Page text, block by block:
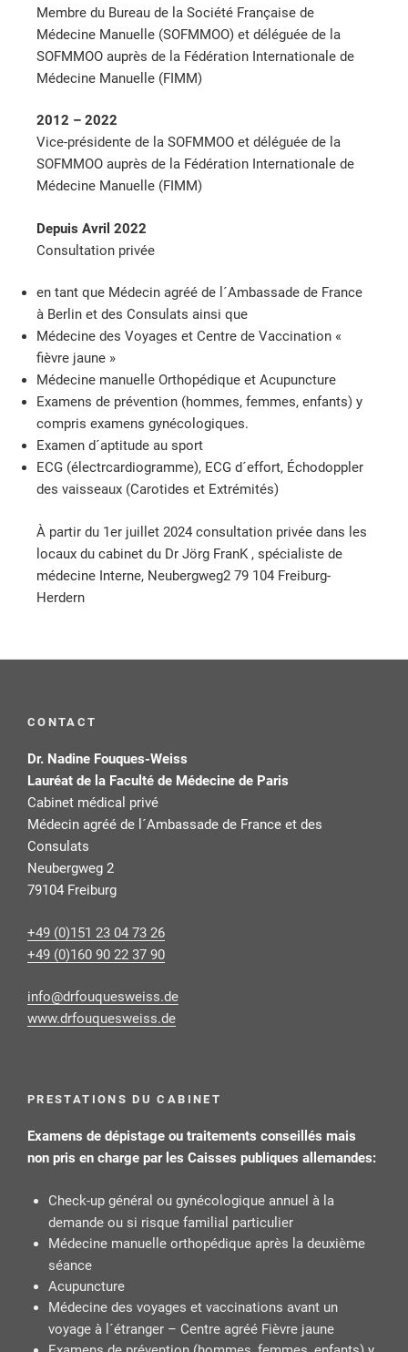
Membre du Bureau de la Société Française de
Médecine Manuelle (SOFMMOO) et déléguée de la
SOFMMOO auprès de la Fédération Internationale de
Médecine Manuelle (FIMM)
2012 – 2022
Vice-présidente de la SOFMMOO et déléguée de la
SOFMMOO auprès de la Fédération Internationale de
Médecine Manuelle (FIMM)
Depuis Avril 2022
Consultation privée
en tant que Médecin agréé de l´Ambassade de France
à Berlin et des Consulats ainsi que
Médecine des Voyages et Centre de Vaccination «
fièvre jaune »
Médecine manuelle Orthopédique et Acupuncture
Examens de prévention (hommes, femmes, enfants) y
compris examens gynécologiques.
Examen d´aptitude au sport
ECG (électrcardiogramme), ECG d´effort, Échodoppler
des vaisseaux (Carotides et Extrémités)
À partir du 1er juillet 2024 consultation privée dans les
locaux du cabinet du Dr Jörg FranK , spécialiste de
médecine Interne, Neubergweg2 79 104 Freiburg-
Herdern
CONTACT
Dr. Nadine Fouques-Weiss
Lauréat de la Faculté de Médecine de Paris
Cabinet médical privé
Médecin agréé de l´Ambassade de France et des
Consulats
Neubergweg 2
79104 Freiburg
+49 (0)151 23 04 73 26
+49 (0)160 90 22 37 90
ed.ssiewseuquofrd@ofni
www.drfouquesweiss.de
PRESTATIONS DU CABINET
Examens de dépistage ou traitements conseillés mais
non pris en charge par les Caisses publiques allemandes:
Check-up général ou gynécologique annuel à la
demande ou si risque familial particulier
Médecine manuelle orthopédique après la deuxième
séance
Acupuncture
Médecine des voyages et vaccinations avant un
voyage à l´étranger – Centre agréé Fièvre jaune